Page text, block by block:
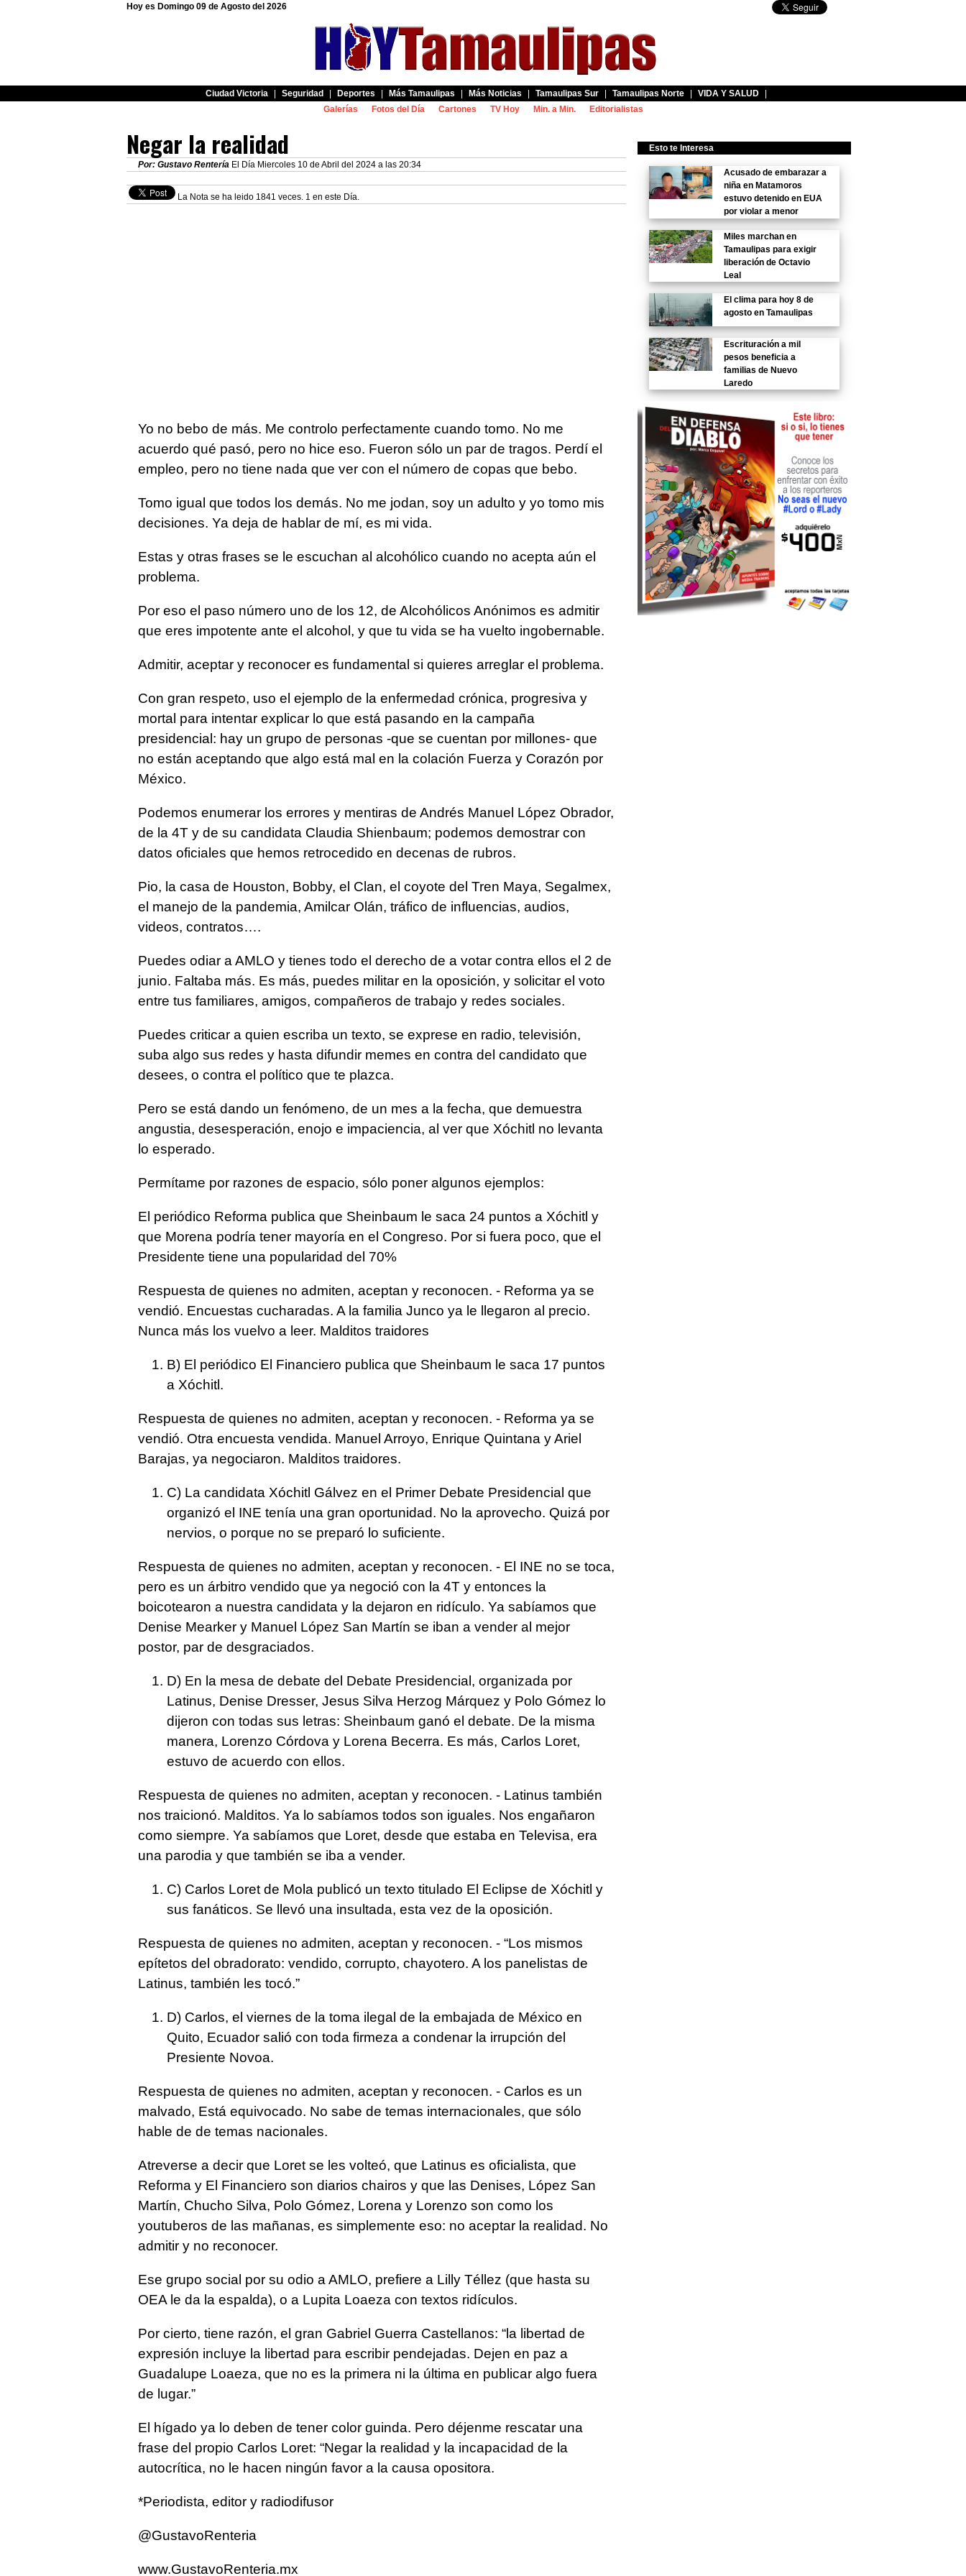
Hoy es Domingo 09 de Agosto del 2026
Ciudad Victoria Seguridad Deportes Más Tamaulipas Más Noticias Tamaulipas Sur Tamaulipas Norte VIDA Y SALUD
Galerías
Fotos del Día Cartones TV Hoy Min. a Min. Editorialistas
Negar la realidad
Por: Gustavo Rentería El Día Miercoles 10 de Abril del 2024 a las 20:34
La Nota se ha leido 1841 veces. 1 en este Día.
Yo no bebo de más. Me controlo perfectamente cuando tomo. No me
acuerdo qué pasó, pero no hice eso. Fueron sólo un par de tragos. Perdí el
empleo, pero no tiene nada que ver con el número de copas que bebo.
Tomo igual que todos los demás. No me jodan, soy un adulto y yo tomo mis
decisiones. Ya deja de hablar de mí, es mi vida.
Estas y otras frases se le escuchan al alcohólico cuando no acepta aún el
problema.
Por eso el paso número uno de los 12, de Alcohólicos Anónimos es admitir
que eres impotente ante el alcohol, y que tu vida se ha vuelto ingobernable.
Admitir, aceptar y reconocer es fundamental si quieres arreglar el problema.
Con gran respeto, uso el ejemplo de la enfermedad crónica, progresiva y
mortal para intentar explicar lo que está pasando en la campaña
presidencial: hay un grupo de personas -que se cuentan por millones- que
no están aceptando que algo está mal en la colación Fuerza y Corazón por
México.
Podemos enumerar los errores y mentiras de Andrés Manuel López Obrador,
de la 4T y de su candidata Claudia Shienbaum; podemos demostrar con
datos oficiales que hemos retrocedido en decenas de rubros.
Pio, la casa de Houston, Bobby, el Clan, el coyote del Tren Maya, Segalmex,
el manejo de la pandemia, Amilcar Olán, tráfico de influencias, audios,
videos, contratos….
Puedes odiar a AMLO y tienes todo el derecho de a votar contra ellos el 2 de
junio. Faltaba más. Es más, puedes militar en la oposición, y solicitar el voto
entre tus familiares, amigos, compañeros de trabajo y redes sociales.
Puedes criticar a quien escriba un texto, se exprese en radio, televisión,
suba algo sus redes y hasta difundir memes en contra del candidato que
desees, o contra el político que te plazca.
Pero se está dando un fenómeno, de un mes a la fecha, que demuestra
angustia, desesperación, enojo e impaciencia, al ver que Xóchitl no levanta
lo esperado.
Permítame por razones de espacio, sólo poner algunos ejemplos:
El periódico Reforma publica que Sheinbaum le saca 24 puntos a Xóchitl y
que Morena podría tener mayoría en el Congreso. Por si fuera poco, que el
Presidente tiene una popularidad del 70%
Respuesta de quienes no admiten, aceptan y reconocen. - Reforma ya se
vendió. Encuestas cucharadas. A la familia Junco ya le llegaron al precio.
Nunca más los vuelvo a leer. Malditos traidores
B) El periódico El Financiero publica que Sheinbaum le saca 17 puntos
a Xóchitl.
Respuesta de quienes no admiten, aceptan y reconocen. - Reforma ya se
vendió. Otra encuesta vendida. Manuel Arroyo, Enrique Quintana y Ariel
Barajas, ya negociaron. Malditos traidores.
C) La candidata Xóchitl Gálvez en el Primer Debate Presidencial que
organizó el INE tenía una gran oportunidad. No la aprovecho. Quizá por
nervios, o porque no se preparó lo suficiente.
Respuesta de quienes no admiten, aceptan y reconocen. - El INE no se toca,
pero es un árbitro vendido que ya negoció con la 4T y entonces la
boicotearon a nuestra candidata y la dejaron en ridículo. Ya sabíamos que
Denise Mearker y Manuel López San Martín se iban a vender al mejor
postor, par de desgraciados.
D) En la mesa de debate del Debate Presidencial, organizada por
Latinus, Denise Dresser, Jesus Silva Herzog Márquez y Polo Gómez lo
dijeron con todas sus letras: Sheinbaum ganó el debate. De la misma
manera, Lorenzo Córdova y Lorena Becerra. Es más, Carlos Loret,
estuvo de acuerdo con ellos.
Respuesta de quienes no admiten, aceptan y reconocen. - Latinus también
nos traicionó. Malditos. Ya lo sabíamos todos son iguales. Nos engañaron
como siempre. Ya sabíamos que Loret, desde que estaba en Televisa, era
una parodia y que también se iba a vender.
C) Carlos Loret de Mola publicó un texto titulado El Eclipse de Xóchitl y
sus fanáticos. Se llevó una insultada, esta vez de la oposición.
Respuesta de quienes no admiten, aceptan y reconocen. - “Los mismos
epítetos del obradorato: vendido, corrupto, chayotero. A los panelistas de
Latinus, también les tocó.”
D) Carlos, el viernes de la toma ilegal de la embajada de México en
Quito, Ecuador salió con toda firmeza a condenar la irrupción del
Presiente Novoa.
Respuesta de quienes no admiten, aceptan y reconocen. - Carlos es un
malvado, Está equivocado. No sabe de temas internacionales, que sólo
hable de de temas nacionales.
Atreverse a decir que Loret se les volteó, que Latinus es oficialista, que
Reforma y El Financiero son diarios chairos y que las Denises, López San
Martín, Chucho Silva, Polo Gómez, Lorena y Lorenzo son como los
youtuberos de las mañanas, es simplemente eso: no aceptar la realidad. No
admitir y no reconocer.
Ese grupo social por su odio a AMLO, prefiere a Lilly Téllez (que hasta su
OEA le da la espalda), o a Lupita Loaeza con textos ridículos.
Por cierto, tiene razón, el gran Gabriel Guerra Castellanos: “la libertad de
expresión incluye la libertad para escribir pendejadas. Dejen en paz a
Guadalupe Loaeza, que no es la primera ni la última en publicar algo fuera
de lugar.”
El hígado ya lo deben de tener color guinda. Pero déjenme rescatar una
frase del propio Carlos Loret: “Negar la realidad y la incapacidad de la
autocrítica, no le hacen ningún favor a la causa opositora.
*Periodista, editor y radiodifusor
@GustavoRenteria
www.GustavoRenteria.mx
Esto te Interesa
Acusado de embarazar a
niña en Matamoros
estuvo detenido en EUA
por violar a menor
Miles marchan en
Tamaulipas para exigir
liberación de Octavio
Leal
El clima para hoy 8 de
agosto en Tamaulipas
Escrituración a mil
pesos beneficia a
familias de Nuevo
Laredo